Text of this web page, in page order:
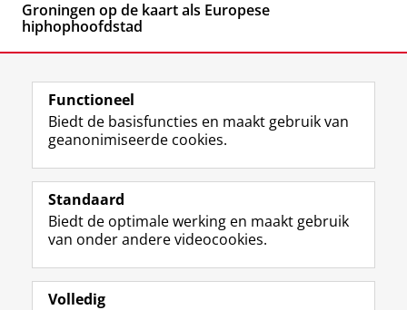
Groningen op de kaart als Europese
hiphophoofdstad
Volg de RUG
F
a
e
b
o
L
i
k
e
I
R
S
-
f
e
I
n
t
r
Y
o
T
e
Studiekiezers
Alumni
Functioneel
Biedt de basisfuncties en maakt gebruik van
geanonimiseerde cookies.
Standaard
Biedt de optimale werking en maakt gebruik
van onder andere videocookies.
Volledig